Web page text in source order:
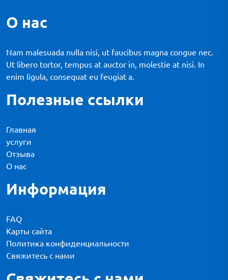
О нас
Nam malesuada nulla nisi, ut faucibus magna congue nec.
Ut libero tortor, tempus at auctor in, molestie at nisi. In
enim ligula, consequat eu feugiat a.
Полезные ссылки
Главная
услуги
Отзыва
О нас
Информация
FAQ
Карты сайта
Политика конфиденциальности
Свяжитесь с нами